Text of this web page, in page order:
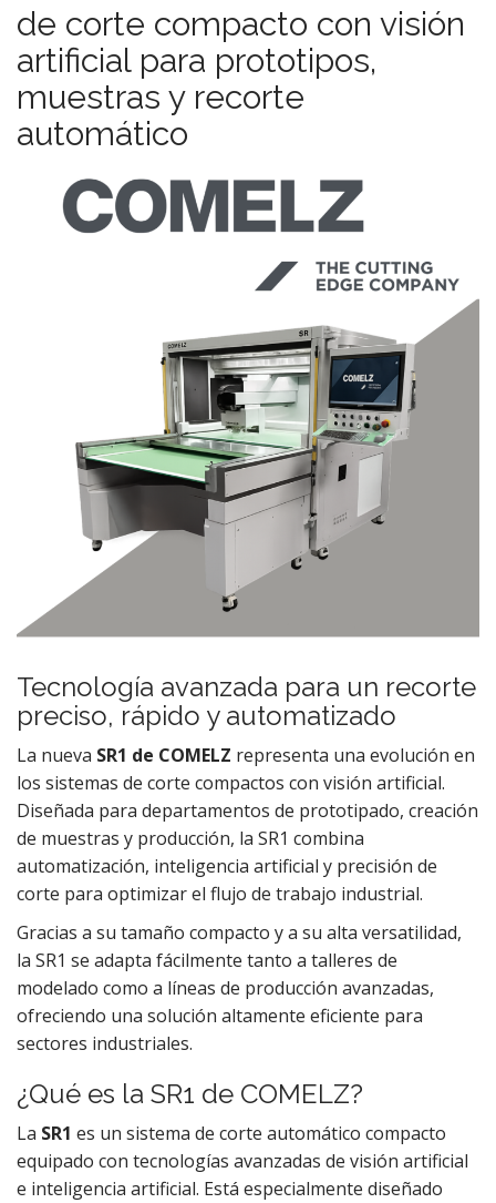
de corte compacto con visión
artificial para prototipos,
muestras y recorte
automático
Tecnología avanzada para un recorte
preciso, rápido y automatizado
La nueva SR1 de COMELZ representa una evolución en
los sistemas de corte compactos con visión artificial.
Diseñada para departamentos de prototipado, creación
de muestras y producción, la SR1 combina
automatización, inteligencia artificial y precisión de
corte para optimizar el flujo de trabajo industrial.
Gracias a su tamaño compacto y a su alta versatilidad,
la SR1 se adapta fácilmente tanto a talleres de
modelado como a líneas de producción avanzadas,
ofreciendo una solución altamente eficiente para
sectores industriales.
¿Qué es la SR1 de COMELZ?
La SR1 es un sistema de corte automático compacto
equipado con tecnologías avanzadas de visión artificial
e inteligencia artificial. Está especialmente diseñado